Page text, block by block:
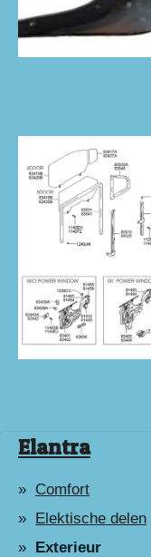
Elantra
Comfort
Elektische delen
Exterieur